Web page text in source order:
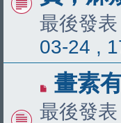
最後發表
03-24 ,
畫素
最後發表